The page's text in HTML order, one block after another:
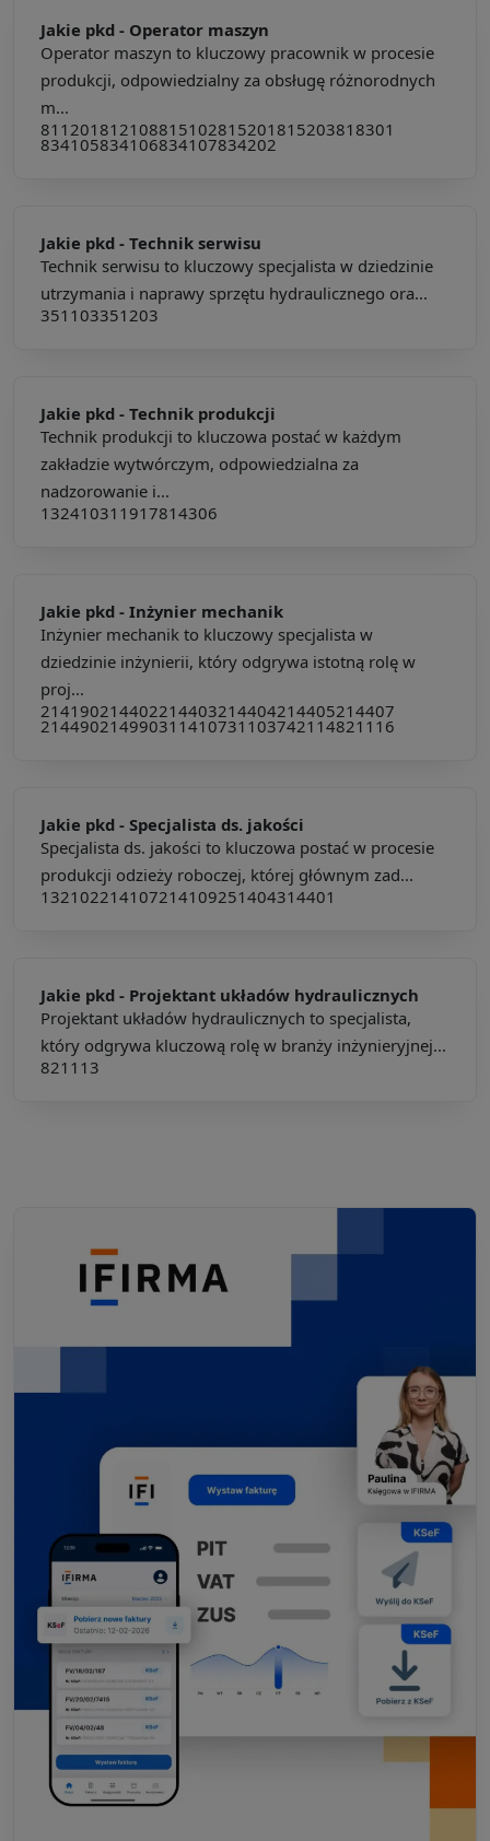
Jakie pkd - Operator maszyn
Operator maszyn to kluczowy pracownik w procesie
produkcji, odpowiedzialny za obsługę różnorodnych
m...
811201812108815102815201815203818301
834105834106834107834202
Jakie pkd - Technik serwisu
Technik serwisu to kluczowy specjalista w dziedzinie
utrzymania i naprawy sprzętu hydraulicznego ora...
351103351203
Jakie pkd - Technik produkcji
Technik produkcji to kluczowa postać w każdym
zakładzie wytwórczym, odpowiedzialna za
nadzorowanie i...
132410311917814306
Jakie pkd - Inżynier mechanik
Inżynier mechanik to kluczowy specjalista w
dziedzinie inżynierii, który odgrywa istotną rolę w
proj...
214190214402214403214404214405214407
214490214990311410731103742114821116
Jakie pkd - Specjalista ds. jakości
Specjalista ds. jakości to kluczowa postać w procesie
produkcji odzieży roboczej, której głównym zad...
132102214107214109251404314401
Jakie pkd - Projektant układów hydraulicznych
Projektant układów hydraulicznych to specjalista,
który odgrywa kluczową rolę w branży inżynieryjnej...
821113